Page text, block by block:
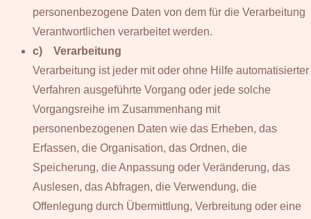
personenbezogene Daten von dem für die Verarbeitung
Verantwortlichen verarbeitet werden.
c) Verarbeitung
Verarbeitung ist jeder mit oder ohne Hilfe automatisierter
Verfahren ausgeführte Vorgang oder jede solche
Vorgangsreihe im Zusammenhang mit
personenbezogenen Daten wie das Erheben, das
Erfassen, die Organisation, das Ordnen, die
Speicherung, die Anpassung oder Veränderung, das
Auslesen, das Abfragen, die Verwendung, die
Offenlegung durch Übermittlung, Verbreitung oder eine